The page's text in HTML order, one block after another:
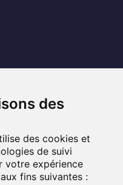
des
des cookies et
de suivi
votre expérience
fins suivantes :